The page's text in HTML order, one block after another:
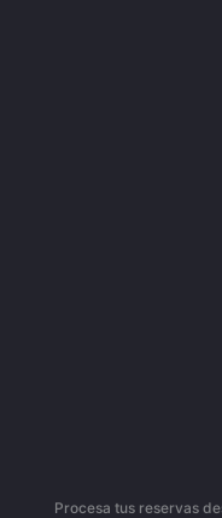
Procesa tus reservas